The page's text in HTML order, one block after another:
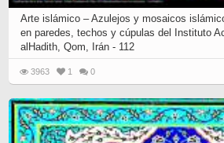
Arte islámico – Azulejos y mosaicos
en paredes, techos y cúpulas del Instituto
alHadith, Qom, Irán - 112
3963 1 0